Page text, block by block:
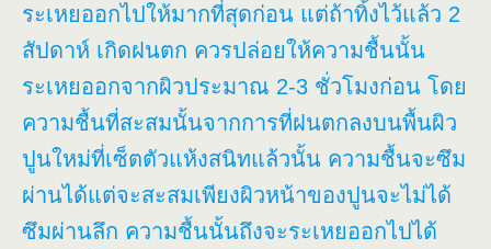
ระเหยออกไปให้มากที่สุดก่อน แต่ถ้าทิ้งไว้แล้ว 2
สัปดาห์ เกิดฝนตก ควรปล่อยให้ความชื้นนั้น
ระเหยออกจากผิวประมาณ 2-3 ชั่วโมงก่อน โดย
ความชื้นที่สะสมนั้นจากการที่ฝนตกลงบนพื้นผิว
ปูนใหม่ที่เซ็ตตัวแห้งสนิทแล้วนั้น ความชื้นจะซึม
ผ่านได้แต่จะสะสมเพียงผิวหน้าของปูนจะไม่ได้
ซึมผ่านลึก ความชื้นนั้นถึงจะระเหยออกไปได้